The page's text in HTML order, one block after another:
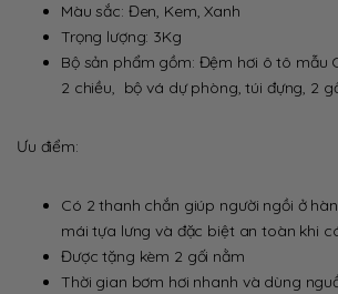
Màu sắc: Đen, Kem, Xanh
Trọng lượng: 3Kg
Bộ sản phẩm gồm: Đệm hơi ô tô mẫu
2 chiều, bộ vá dự phòng, túi đựng, 2
Ưu điểm:
Có 2 thanh chắn giúp người ngồi ở
mái tựa lưng và đặc biệt an toàn khi
Được tặng kèm 2 gối nằm
Thời gian bơm hơi nhanh và dùng